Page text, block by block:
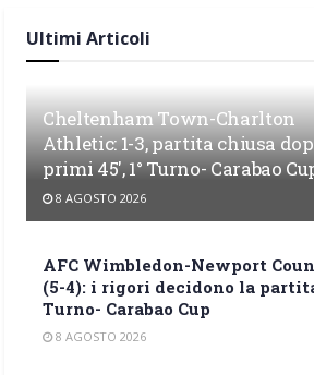
Ultimi Articoli
Cheltenham Town-Charlton
Athletic: 1-3, partita chiusa
primi 45′, 1° Turno- Carabao
8 AGOSTO 2026
AFC Wimbledon-Newport
(5-4): i rigori decidono la
Turno- Carabao Cup
8 AGOSTO 2026